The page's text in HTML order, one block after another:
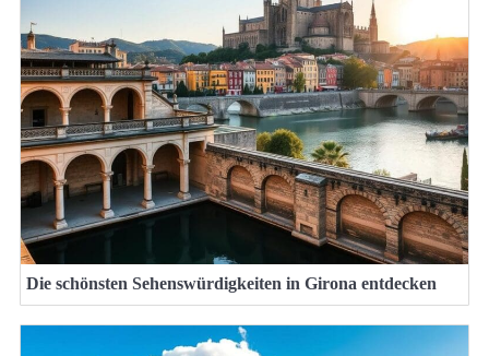
Die schönsten Sehenswürdigkeiten in Girona entdecken